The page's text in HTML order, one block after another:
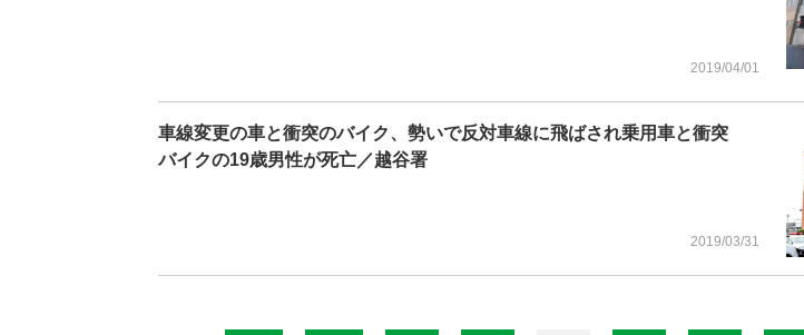
2019/04/01
車線変更の車と衝突のバイク、勢いで反対車線に飛ばされ乗用車と衝突
バイクの19歳男性が死亡／越谷署
2019/03/31